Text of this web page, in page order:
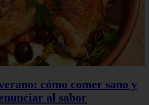
cómo comer sano y
al sabor